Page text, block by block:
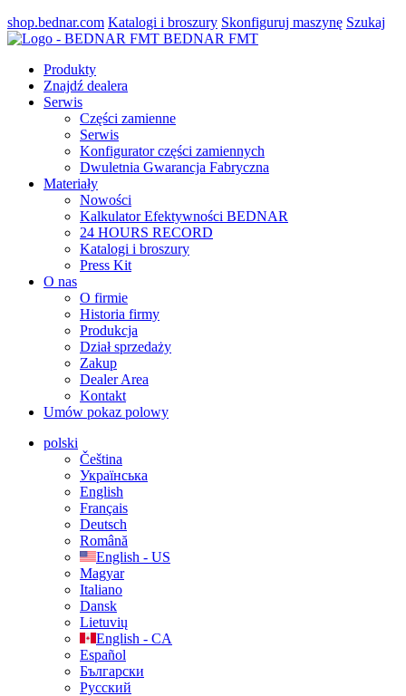
shop.bednar.com Katalogi i broszury Skonfiguruj maszynę Szukaj
BEDNAR FMT
Produkty
Znajdź dealera
Serwis
Części zamienne
Serwis
Konfigurator części zamiennych
Dwuletnia Gwarancja Fabryczna
Materiały
Nowości
Kalkulator Efektywności BEDNAR
24 HOURS RECORD
Katalogi i broszury
Press Kit
O nas
O firmie
Historia firmy
Produkcja
Dział sprzedaży
Zakup
Dealer Area
Kontakt
Umów pokaz polowy
polski
Čeština
Українська
English
Français
Deutsch
Română
English - US
Magyar
Italiano
Dansk
Lietuvių
English - CA
Español
Български
Русский